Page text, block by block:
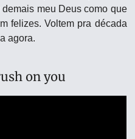
meu Deus como que
felizes. Voltem pra década
agora.
on you